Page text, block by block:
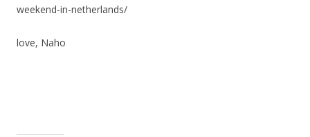
weekend-in-netherlands/
love, Naho